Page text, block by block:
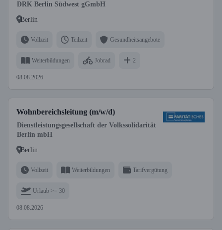
DRK Berlin Südwest gGmbH
Berlin
Vollzeit Teilzeit Gesundheitsangebote
Weiterbildungen Jobrad 2
08.08.2026
Wohnbereichsleitung (m/w/d)
Dienstleistungsgesellschaft der Volkssolidarität
Berlin mbH
Berlin
Vollzeit Weiterbildungen Tarifvergütung
Urlaub >= 30
08.08.2026